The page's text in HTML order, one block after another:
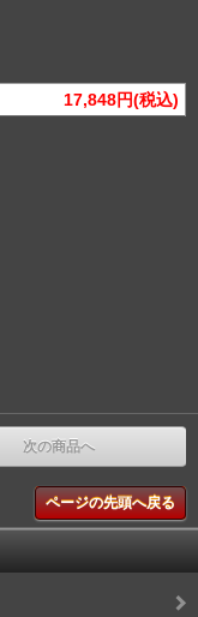
17,848円(税込)
次の商品へ
ページの先頭へ戻る